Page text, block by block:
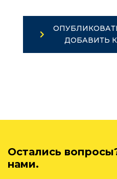
ДОБАВИТЬ
Остались
нами.